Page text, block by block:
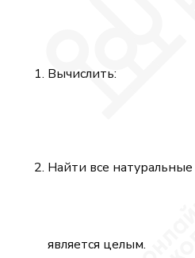
Вычислить:
Найти все натуральные
является целым.